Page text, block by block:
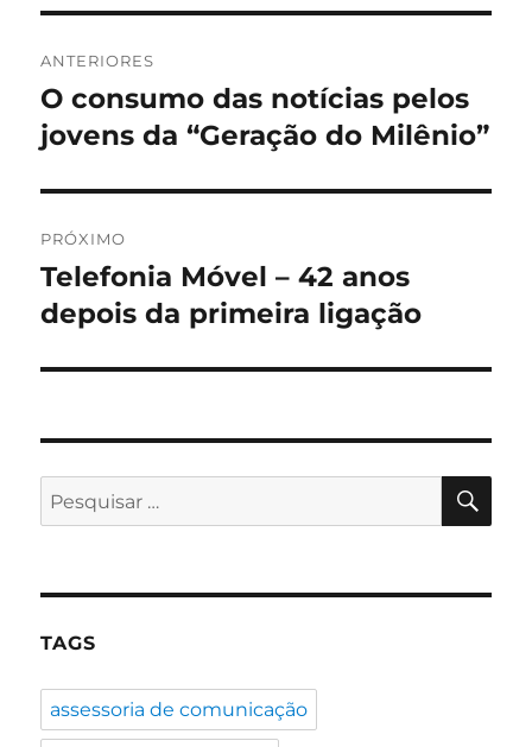
de
Post
ANTERIORES
Post
anterior:
O consumo das notícias pelos
jovens da “Geração do Milênio”
PRÓXIMO
Próximo
post:
Telefonia Móvel – 42 anos
depois da primeira ligação
Pesquisar
por:
TAGS
assessoria de comunicação